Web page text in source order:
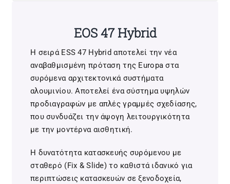
EOS 47 Hybrid
Η σειρά ESS 47 Hybrid αποτελεί την νέα
αναβαθμισμένη πρόταση της Europa στα
συρόμενα αρχιτεκτονικά συστήματα
αλουμινίου. Αποτελεί ένα σύστημα υψηλών
προδιαγραφών με απλές γραμμές σχεδίασης,
που συνδυάζει την άψογη λειτουργικότητα
με την μοντέρνα αισθητική.
Η δυνατότητα κατασκευής συρόμενου με
σταθερό (Fix & Slide) το καθιστά ιδανικό για
περιπτώσεις κατασκευών σε ξενοδοχεία,